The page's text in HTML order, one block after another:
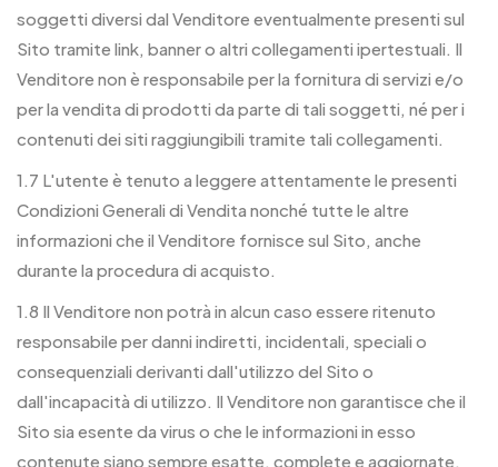
soggetti diversi dal Venditore eventualmente presenti sul
Sito tramite link, banner o altri collegamenti ipertestuali. Il
Venditore non è responsabile per la fornitura di servizi e/o
per la vendita di prodotti da parte di tali soggetti, né per i
contenuti dei siti raggiungibili tramite tali collegamenti.
1.7 L'utente è tenuto a leggere attentamente le presenti
Condizioni Generali di Vendita nonché tutte le altre
informazioni che il Venditore fornisce sul Sito, anche
durante la procedura di acquisto.
1.8 Il Venditore non potrà in alcun caso essere ritenuto
responsabile per danni indiretti, incidentali, speciali o
consequenziali derivanti dall'utilizzo del Sito o
dall'incapacità di utilizzo. Il Venditore non garantisce che il
Sito sia esente da virus o che le informazioni in esso
contenute siano sempre esatte, complete e aggiornate.